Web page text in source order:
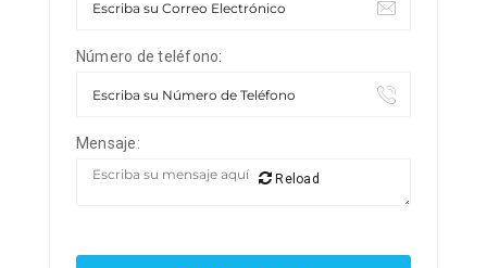
Número de teléfono:
Mensaje:
Reload